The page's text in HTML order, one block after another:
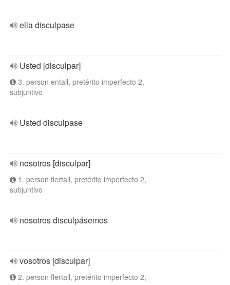
ella disculpase
Usted [disculpar]
3. person entall, pretérito imperfecto 2,
subjuntivo
Usted disculpase
nosotros [disculpar]
1. person flertall, pretérito imperfecto 2,
subjuntivo
nosotros disculpásemos
vosotros [disculpar]
2. person flertall, pretérito imperfecto 2,